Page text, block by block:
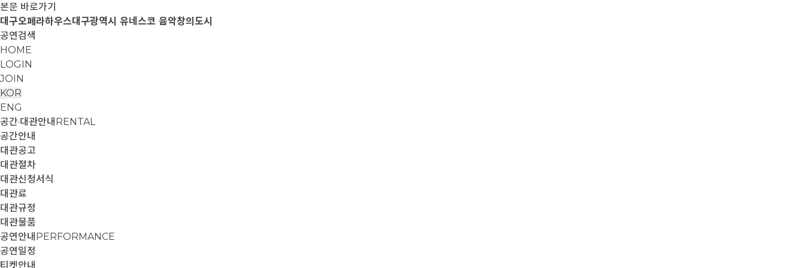
본문 바로가기
대구오페라하우스대구광역시 유네스코 음악창의도시
공연검색
HOME
LOGIN
JOIN
KOR
ENG
공간·대관안내 RENTAL
공간안내
대관공고
대관절차
대관신청서식
대관료
대관규정
대관물품
공연안내 PERFORMANCE
공연일정
티켓안내